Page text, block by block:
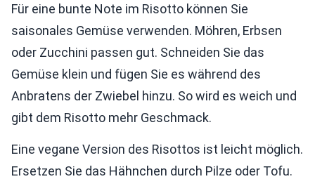
Für eine bunte Note im Risotto können Sie
saisonales Gemüse verwenden. Möhren, Erbsen
oder Zucchini passen gut. Schneiden Sie das
Gemüse klein und fügen Sie es während des
Anbratens der Zwiebel hinzu. So wird es weich und
gibt dem Risotto mehr Geschmack.
Eine vegane Version des Risottos ist leicht möglich.
Ersetzen Sie das Hähnchen durch Pilze oder Tofu.